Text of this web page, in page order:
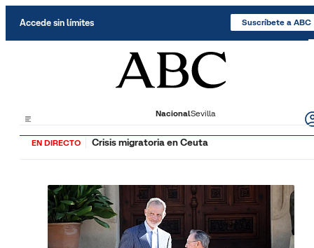
Accede sin límites Suscríbete a ABC
NacionalSevilla
EN DIRECTO Crisis migratoria en Ceuta